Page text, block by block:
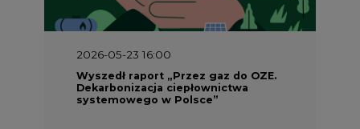
Wyszedł raport „Przez gaz do OZE.
Dekarbonizacja ciepłownictwa